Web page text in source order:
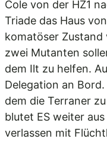
Cole von der HZ1
Triade das Haus
komatöser
zwei Mutanten
dem Ilt zu helfen.
Delegation an
dem die Terraner
blutet ES weiter
verlassen mit